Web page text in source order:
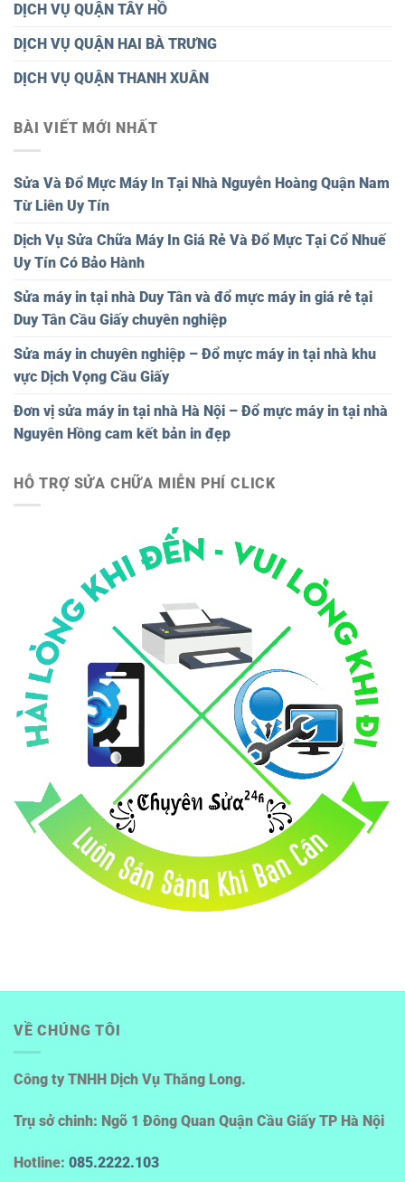
DỊCH VỤ QUẬN TÂY HỒ
DỊCH VỤ QUẬN HAI BÀ TRƯNG
DỊCH VỤ QUẬN THANH XUÂN
BÀI VIẾT MỚI NHẤT
Sửa Và Đổ Mực Máy In Tại Nhà Nguyễn Hoàng Quận Nam
Từ Liên Uy Tín
Dịch Vụ Sửa Chữa Máy In Giá Rẻ Và Đổ Mực Tại Cổ Nhuế
Uy Tín Có Bảo Hành
Sửa máy in tại nhà Duy Tân và đổ mực máy in giá rẻ tại
Duy Tân Cầu Giấy chuyên nghiệp
Sửa máy in chuyên nghiệp – Đổ mực máy in tại nhà khu
vực Dịch Vọng Cầu Giấy
Đơn vị sửa máy in tại nhà Hà Nội – Đổ mực máy in tại nhà
Nguyên Hồng cam kết bản in đẹp
HỖ TRỢ SỬA CHỮA MIỄN PHÍ CLICK
VỀ CHÚNG TÔI
Công ty TNHH Dịch Vụ Thăng Long.
Trụ sở chinh: Ngõ 1 Đông Quan Quận Cầu Giấy TP Hà Nội
Hotline: 085.2222.103